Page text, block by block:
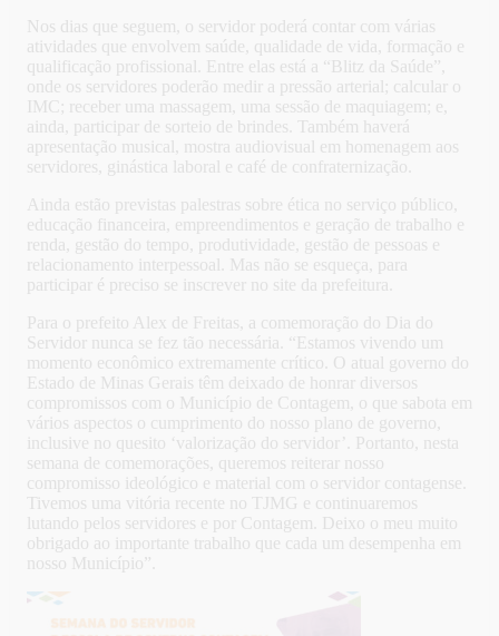
Nos dias que seguem, o servidor poderá contar com várias
atividades que envolvem saúde, qualidade de vida, formação e
qualificação profissional. Entre elas está a “Blitz da Saúde”,
onde os servidores poderão medir a pressão arterial; calcular o
IMC; receber uma massagem, uma sessão de maquiagem; e,
ainda, participar de sorteio de brindes. Também haverá
apresentação musical, mostra audiovisual em homenagem aos
servidores, ginástica laboral e café de confraternização.
Ainda estão previstas palestras sobre ética no serviço público,
educação financeira, empreendimentos e geração de trabalho e
renda, gestão do tempo, produtividade, gestão de pessoas e
relacionamento interpessoal. Mas não se esqueça, para
participar é preciso se inscrever no site da prefeitura.
Para o prefeito Alex de Freitas, a comemoração do Dia do
Servidor nunca se fez tão necessária. “Estamos vivendo um
momento econômico extremamente crítico. O atual governo do
Estado de Minas Gerais têm deixado de honrar diversos
compromissos com o Município de Contagem, o que sabota em
vários aspectos o cumprimento do nosso plano de governo,
inclusive no quesito ‘valorização do servidor’. Portanto, nesta
semana de comemorações, queremos reiterar nosso
compromisso ideológico e material com o servidor contagense.
Tivemos uma vitória recente no TJMG e continuaremos
lutando pelos servidores e por Contagem. Deixo o meu muito
obrigado ao importante trabalho que cada um desempenha em
nosso Município”.